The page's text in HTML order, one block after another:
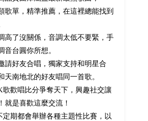
歌單，精準推薦，在這裡總能找到
高了沒關係，音調太低不要緊，手
音台圓你所想。
請好友合唱，獨家支持和明星合
天南地北的好友唱同一首歌。
歌歡唱比分爭奪天下，興趣社交讓
就是喜歡這麼交流！
定期都會舉辦各種主題性比賽，以